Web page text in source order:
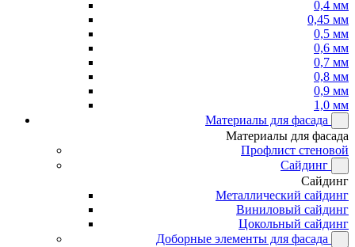
0,4 мм
0,45 мм
0,5 мм
0,6 мм
0,7 мм
0,8 мм
0,9 мм
1,0 мм
Материалы для фасада
Материалы для фасада
Профлист стеновой
Сайдинг
Сайдинг
Металлический сайдинг
Виниловый сайдинг
Цокольный сайдинг
Доборные элементы для фасада